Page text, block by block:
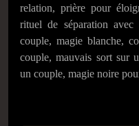
relation, prière pour
rituel de séparation
couple, magie blanche,
couple, mauvais sort sur
un couple, magie noire